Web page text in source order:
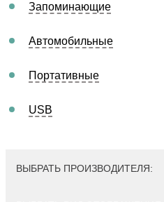
Запоминающие
Автомобильные
Портативные
USB
ВЫБРАТЬ ПРОИЗВОДИТЕЛЯ: